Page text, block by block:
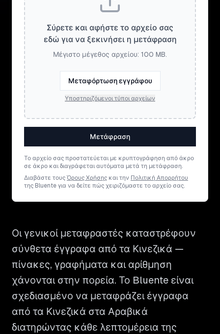
Σύρετε και αφήστε το αρχείο σας
εδώ για να ξεκινήσει η μετάφραση
Μέγιστο μέγεθος αρχείου: 100 MB.
Μεταφόρτωση εγγράφου
Υποστηριζόμενοι τύποι αρχείων
Μετάφραση
Το αρχείο σας προστατεύεται με κρυπτογράφηση από άκρο
σε άκρο και διαγράφεται αυτόματα μετά τη μετάφραση.
Διαβάστε τουςΌρους Χρήσης και την Πολιτική Απορρήτου
της Bluente για να δείτε πώς χειριζόμαστε το αρχείο σας.
Οι γενικοί μεταφραστές καταστρέφουν
σύνθετα έγγραφα από τα Κινεζικά —
πίνακες, γραφήματα και αρίθμηση
χάνονται στην πορεία. Το Bluente είναι
σχεδιασμένο να μεταφράζει έγγραφα
από τα Κινεζικά στα Αραβικά
διατηρώντας κάθε λεπτομέρεια της